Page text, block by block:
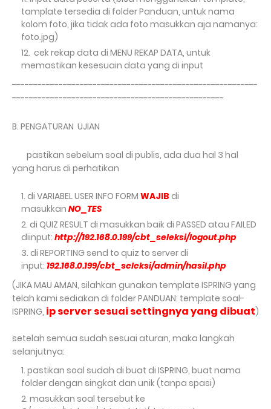
tamplate tersedia di folder Panduan, untuk nama
kolom foto, jika tidak ada foto masukkan aja namanya:
foto.jpg)
cek rekap data di MENU REKAP DATA, untuk
memastikan kesesuain data yang di input
----------------------------------------------------------
--------------------------------------------------
B. PENGATURAN UJIAN
pastikan sebelum soal di publis, ada dua hal 3 hal
yang harus di perhatikan
di VARIABEL USER INFO FORM WAJIB di
masukkan NO_TES
di QUIZ RESULT di masukkan baik di PASSED atau FAILED
diinput: http://192.168.0.199/cbt_seleksi/logout.php
di REPORTING send to quiz to server di
input: 192.168.0.199/cbt_seleksi/admin/hasil.php
(JIKA MAU AMAN, silahkan gunakan template ISPRING yang
telah kami sediakan di folder PANDUAN: template soal-
ISPRING, ip server sesuai settingnya yang dibuat)
setelah semua sudah sesuai aturan, maka langkah
selanjutnya:
pastikan soal sudah di buat di ISPRING, buat nama
folder dengan singkat dan unik (tanpa spasi)
masukkan soal tersebut ke